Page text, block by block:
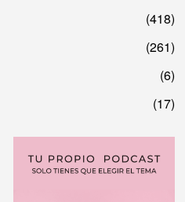
418
261
6
17